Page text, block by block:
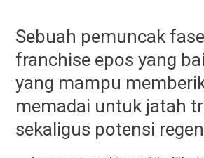
Sebuah pemuncak
franchise epos yang
yang mampu
memadai untuk jatah
sekaligus potensi